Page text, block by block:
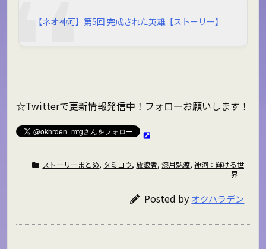
【ネオ神河】第5回 完成された英雄【ストーリー】
☆Twitterで更新情報発信中！フォローお願いします！
ストーリーまとめ, タミヨウ,放浪者,漆月魁渡,神河：輝ける世
界
Posted by オクハラデン